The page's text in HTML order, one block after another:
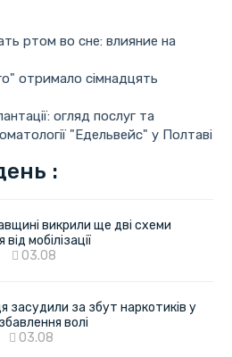
ртом во сне: влияние на
отримало сімнадцять
огляд послуг та
"Едельвейс" у Полтаві
:
викрили ще дві схеми
мобілізації
03.08
засудили за збут наркотиків у
волі
03.08